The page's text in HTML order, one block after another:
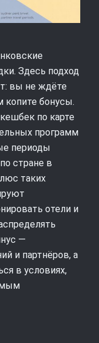
Здесь подход
вы не ждёте
копите бонусы.
по карте
программ
периоды
стране в
таких
отели и
—
и партнёров, а
в условиях,